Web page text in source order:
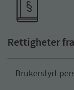
Rettigheter
Brukerstyrt